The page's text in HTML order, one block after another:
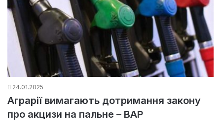
24.01.2025
Аграрії вимагають дотримання закону
про акцизи на пальне – ВАР